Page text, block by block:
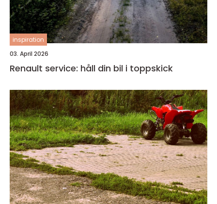
inspiration
03. April 2026
Renault service: håll din bil i toppskick